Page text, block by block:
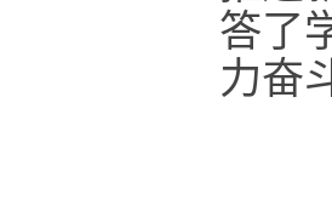
答了
力奋